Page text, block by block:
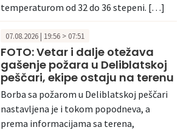
temperaturom od 32 do 36 stepeni. […]
07.08.2026 | 19:56 > 07:51
FOTO: Vetar i dalje otežava
gašenje požara u Deliblatskoj
peščari, ekipe ostaju na terenu
Borba sa požarom u Deliblatskoj peščari
nastavljena je i tokom popodneva, a
prema informacijama sa terena,